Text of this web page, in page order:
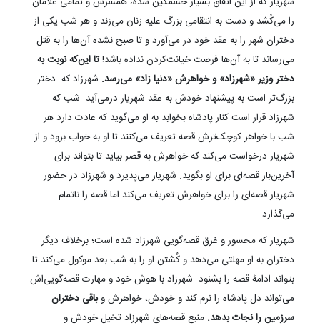
را می‌کُشد و دست به انتقامی بزرگ علیه زنان می‌زند و هر شب یکی از
دختران شهر را به عقد خود در می‌آورد و تا صبح نشده آن‌ها را به قتل
می‌رساند تا به آن‌ها فرصت خیانت‌کردن نداده باشد‍!تا این‌که نوبت به
دختر وزیر «شهرزاد» و خواهرش «دنیا زاد» می‌رسد. شهرزاد که دختر
بزرگ‌تر است به پیشنهاد خودش به عقد شهریار درمی‌آید. شب که
شهرزاد قرار است کنار پادشاه بخوابد به او می‌گوید که عادت دارد هر
شب با خواهر کوچک‌ترش قصه تعریف می‌کنند تا او به خواب برود و از
شهریار درخواست می‌کند که خواهرش به قصر بیاید تا بتواند برای
آخرین‌بار قصه‌ای برای او بگوید. شهریار می‌پذیرد و شهرزاد در حضور
شهریار قصه‌ای را برای خواهرش تعریف می‌کند اما قصه را ناتمام
می‌گذارد.
شهریار که محسور و غرق قصه‌گویی شهرزاد شده است؛ برخلاف دیگر
دختران به او مهلتی می‌دهد و کُشتن او را به شب بعد موکول می‌کند تا
بتواند ادامهٔ قصه را بشنود. شهرزاد با هوش خود و مهارت قصه‌گویی‌اش
می‌تواند دل پادشاه را نرم کند و خودش، خواهرش وباقی دختران
سرزمین را نجات بدهد. منبع قصه‌های شهرزاد تخیل خودش و